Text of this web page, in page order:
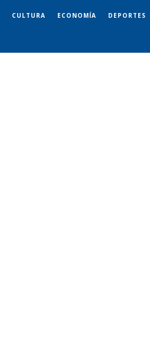
CULTURA ECONOMÍA DEPORTES